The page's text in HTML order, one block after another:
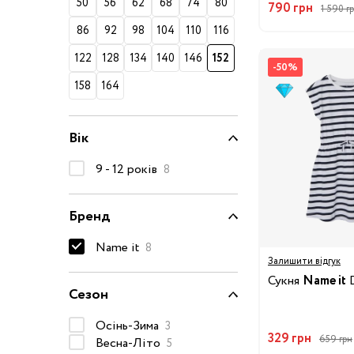
50-68 см
74-86 см
92-104 см
Черевики та
напівчеревики
Кросівки
Пінетки
86
92 98 104 110
116
122
128 134 140 146
152
158
164
Вік
9 - 12 років 8
Бренд
Name it 8
Сезон
Осінь-Зима 3
Весна-Літо 5
790 грн 1 590
-50%
Залишити відгук
Сукня Name it
329 грн 659 грн